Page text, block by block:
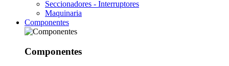
Seccionadores - Interruptores
Maquinaria
Componentes
Componentes